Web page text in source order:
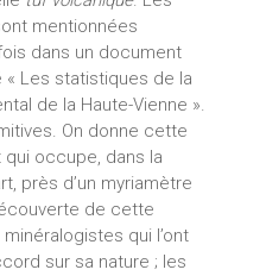
mentionnées
dans un document
Les statistiques de la
de la Haute-Vienne ».
On donne cette
occupe, dans la
près d’un myriamètre
de cette
qui l’ont
sur sa nature ; les